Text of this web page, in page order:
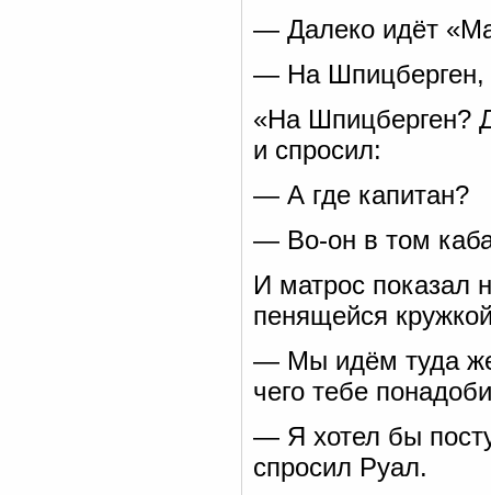
— Далеко идёт
— На Шпицберген,
«На Шпицберген?
и спросил:
— А где капитан?
— Во-он в том
И матрос показал
пенящейся
— Мы идём туда
чего тебе
— Я хотел бы
спросил Руал.